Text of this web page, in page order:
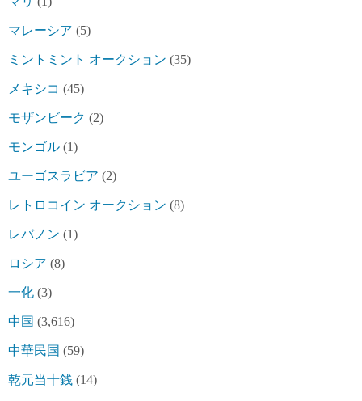
マレーシア (5)
ミントミント オークション (35)
メキシコ (45)
モザンビーク (2)
モンゴル (1)
ユーゴスラビア (2)
レトロコイン オークション (8)
レバノン (1)
ロシア (8)
一化 (3)
中国 (3,616)
中華民国 (59)
乾元当十銭 (14)